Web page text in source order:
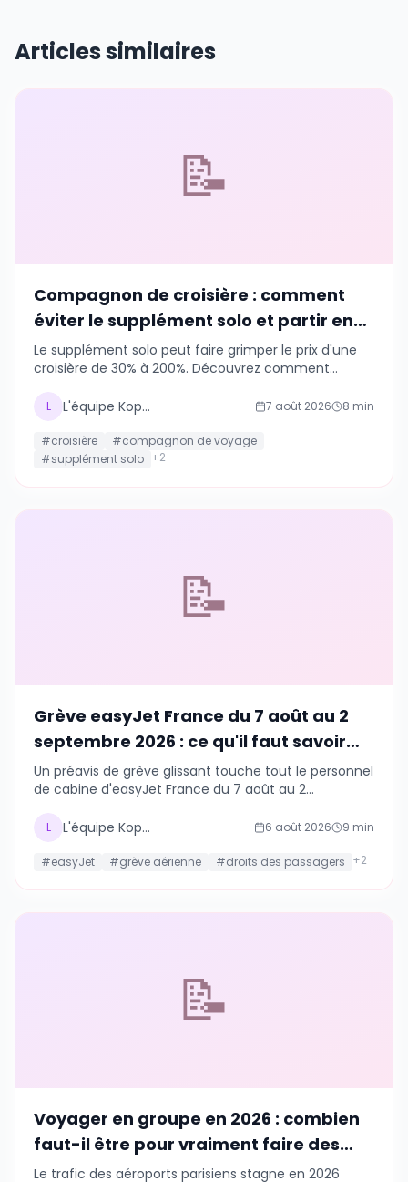
Articles similaires
📝
Compagnon de croisière : comment
éviter le supplément solo et partir en
groupe en 2026
Le supplément solo peut faire grimper le prix d'une
croisière de 30% à 200%. Découvrez comment
partir en groupe en 2026, sans passer par une
L L'équipe Kopains 7 août 2026 8 min
#croisière #compagnon de voyage
#supplément solo +2
📝
Grève easyJet France du 7 août au 2
septembre 2026 : ce qu'il faut savoir
avant de voyager
Un préavis de grève glissant touche tout le personnel
de cabine d'easyJet France du 7 août au 2
pourquoi mieux vaut ne pas gérer un imprévu seul
L L'équipe Kopains 6 août 2026 9 min
#easyJet #grève aérienne #droits des passagers +2
📝
Voyager en groupe en 2026 : combien
faut-il être pour vraiment faire des
économies ?
Le trafic des aéroports parisiens stagne en 2026